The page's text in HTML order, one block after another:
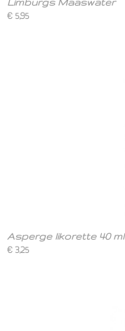
€ 5,95
Asperge likorette 40 ml
€ 3,25